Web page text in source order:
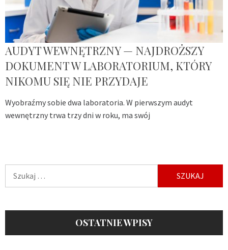
AUDYT WEWNĘTRZNY — NAJDROŻSZY
DOKUMENT W LABORATORIUM, KTÓRY
NIKOMU SIĘ NIE PRZYDAJE
Wyobraźmy sobie dwa laboratoria. W pierwszym audyt
wewnętrzny trwa trzy dni w roku, ma swój
OSTATNIE WPISY